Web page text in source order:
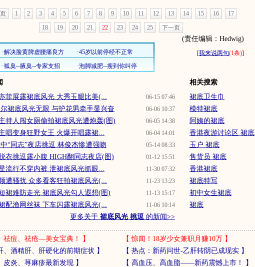
1 2 3 4 5 6 7 8 9 10 11 12 13 14 15 16
17
18
19 20 21 22 23 24 25 下一页
(责任编辑：Hedwig)
[我来说两句(1条)]
06-15 07:46
菲展露裙底风光 大秀玉腿比美(...
06-06 10:37
裙底风光无限 与护花男牵手显兴奋
06-05 14:38
持人闯女厕偷拍裙底风光遭炮轰(图)
06-04 14:01
唱变身狂野女王 火爆开唱露裙...
05-14 08:33
“同志”夜店挑逗 林俊杰惨遭强吻
01-12 15:51
衣挑逗露小腹 HIGH翻同志夜店(图)
11-30 07:32
流行不穿内裤 泄裙底风光抓眼...
11-23 13:23
遭骚扰 众多看客狂拍裙底风光(...
11-13 15:17
裙难防走光 裙底风光勾人遐想(图)
11-06 10:14
配渔网丝袜 下车闪露裙底风光(...
更多关于 裙底风光 挑逗 的新闻>>
相关搜索
裙底卫生巾
模特裙底
阿姨的裙底
香港夜游讨论区 裙底
玉户 裙底
售货员 裙底
香港裙底
裙底特写
初中女生裙底
裙底
祛痘、祛疮—美女宝典！ 】 【惊闻！18岁少女兼职月赚10万】
、酒精肝、肝硬化的前期症状 】 【 热点：新药问世-乙肝转阴已成现实】
皮炎、荨麻疹最新发现】 【 高血压、高血脂——新药震憾上市！ 】